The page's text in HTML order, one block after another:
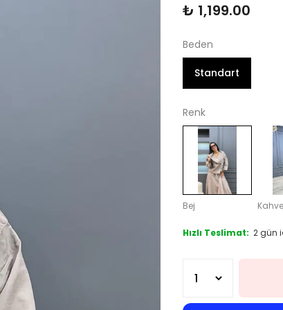
₺ 1,199.00
Beden
Standart
Renk
Bej
Hızlı Teslimat: 2 gün